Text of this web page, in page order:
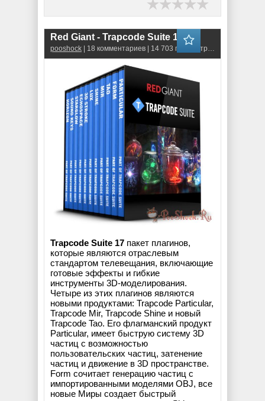
Red Giant - Trapcode Suite 18.0.0
pooshock | 18 комментариев | 14 703 просмотров
Trapcode Suite 17 пакет плагинов,
которые являются отраслевым
стандартом телевещания, включающие
готовые эффекты и гибкие
инструменты 3D-моделирования.
Четыре из этих плагинов являются
новыми продуктами: Trapcode Particular,
Trapcode Mir, Trapcode Shine и новый
Trapcode Tao. Его флагманский продукт
Particular, имеет быструю систему 3D
частиц с возможностью
пользовательских частиц, затенение
частиц и движение в 3D пространстве.
Form сочитает генерацию частиц с
импортированными моделями OBJ, все
новые Миры создает быстрый